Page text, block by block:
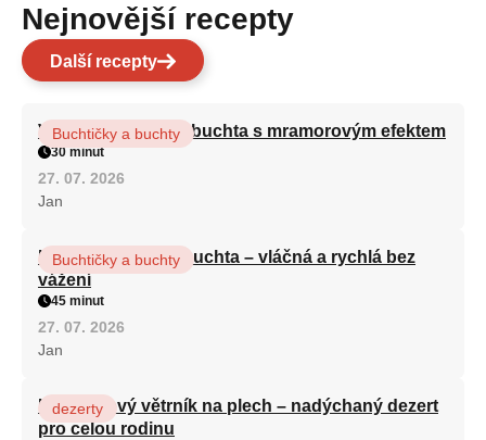
Nejnovější recepty
Další recepty
Vláčná olejová litá buchta s mramorovým efektem
Buchtičky a buchty
30 minut
27. 07. 2026
Jan
Hrnková maková buchta – vláčná a rychlá bez
vážení
Buchtičky a buchty
45 minut
27. 07. 2026
Jan
Karamelový větrník na plech – nadýchaný dezert
pro celou rodinu
dezerty